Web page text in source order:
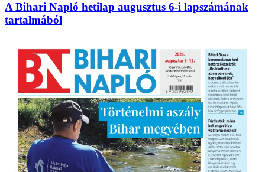
A Bihari Napló hetilap augusztus 6-i lapszámának
tartalmából